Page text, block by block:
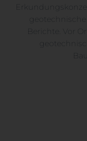
Berichte. Vor